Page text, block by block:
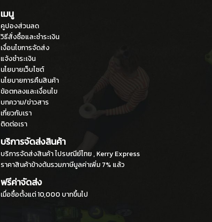
เมนู
คูปองส่วนลด
วิธีสั่งซื้อและชำระเงิน
เงื่อนไขการจัดส่ง
แจ้งชำระเงิน
นโยบายเว็บไซต์
นโยบายการคืนสินค้า
ข้อตกลงและเงื่อนไข
บทความ/ข่าวสาร
เกี่ยวกับเรา
ติดต่อเรา
บริการจัดส่งสินค้า
บริการจัดส่งสินค้า ไปรษณีย์ไทย , Kerry Express
ราคาสินค้าข้างต้นรวมภาษีมูลค่าเพิ่ม 7% แล้ว
ฟรีค่าจัดส่ง
เมื่อซื้อตั้งแต่ 10,000 บาทขึ้นไป